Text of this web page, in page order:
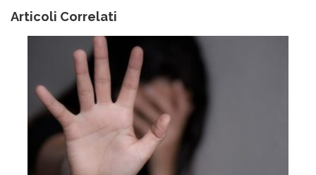
Articoli Correlati